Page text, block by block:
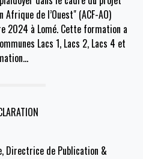
de l’Ouest" (ACF-AO)
2024 à Lomé. Cette formation a
Lacs 1, Lacs 2, Lacs 4 et
…
Directrice de Publication &